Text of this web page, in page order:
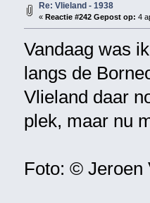
Re: Vlieland - 1938
« Reactie #242 Gepost op: 4
Vandaag was
langs de
Vlieland daar
plek, maar nu
Foto: © Jeroen